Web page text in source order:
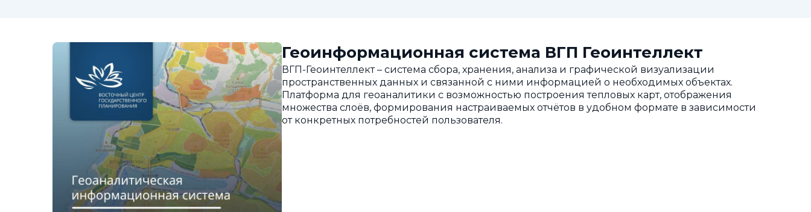
Геоинформационная система ВГП Геоинтеллект
ВГП-Геоинтеллект – система сбора, хранения, анализа и графической визуализации
пространственных данных и связанной с ними информацией о необходимых объектах.
Платформа для геоаналитики с возможностью построения тепловых карт, отображения
множества слоёв, формирования настраиваемых отчётов в удобном формате в зависимости
от конкретных потребностей пользователя.